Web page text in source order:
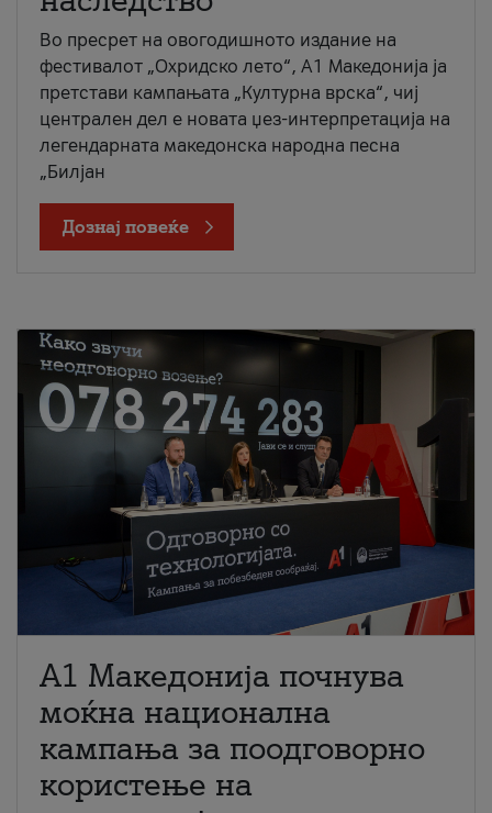
Во пресрет на овогодишното издание на
фестивалот „Охридско лето“, А1 Македонија ја
претстави кампањата „Културна врска“, чиј
централен дел е новата џез-интерпретација на
легендарната македонска народна песна
„Билјан
Дознај повеќе
A1 Македонија почнува
моќна национална
кампања за поодговорно
користење на